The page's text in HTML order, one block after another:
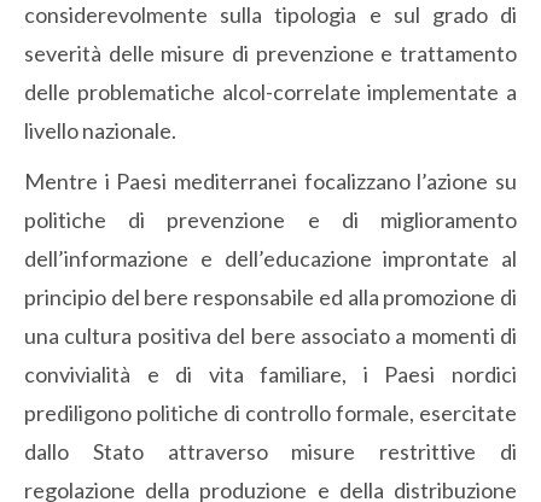
considerevolmente sulla tipologia e sul grado di
severità delle misure di prevenzione e trattamento
delle problematiche alcol-correlate implementate a
livello nazionale.
Mentre i Paesi mediterranei focalizzano l’azione su
politiche di prevenzione e di miglioramento
dell’informazione e dell’educazione improntate al
principio del bere responsabile ed alla promozione di
una cultura positiva del bere associato a momenti di
convivialità e di vita familiare, i Paesi nordici
prediligono politiche di controllo formale, esercitate
dallo Stato attraverso misure restrittive di
regolazione della produzione e della distribuzione